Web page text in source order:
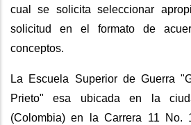
cual se solicita seleccionar
solicitud en el formato de
conceptos.
La Escuela Superior de Guerra
Prieto" esa ubicada en la
(Colombia) en la Carrera 11 No.